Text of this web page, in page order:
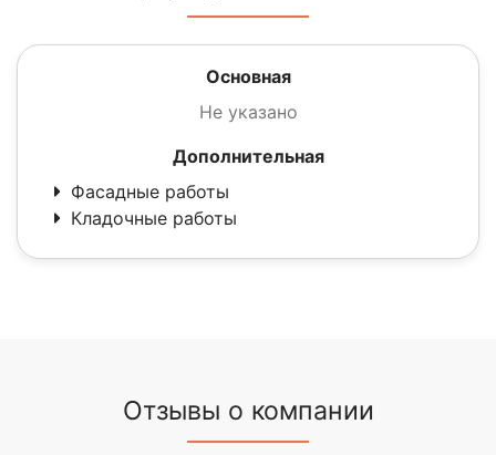
Основная
Не указано
Дополнительная
Фасадные работы
Кладочные работы
Отзывы о компании